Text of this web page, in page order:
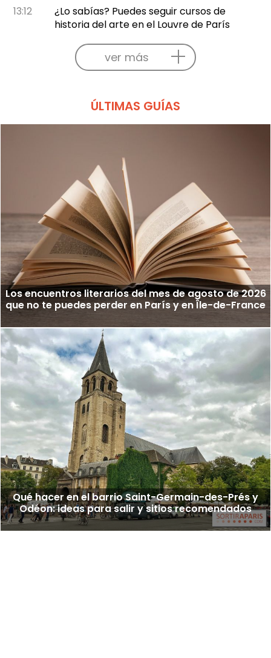
13:12
¿Lo sabías? Puedes seguir cursos de
historia del arte en el Louvre de París
ver más
ÚLTIMAS GUÍAS
Los encuentros literarios del mes de agosto de 2026
que no te puedes perder en París y en Île-de-France
Qué hacer en el barrio Saint-Germain-des-Prés y
Odéon: ideas para salir y sitios recomendados